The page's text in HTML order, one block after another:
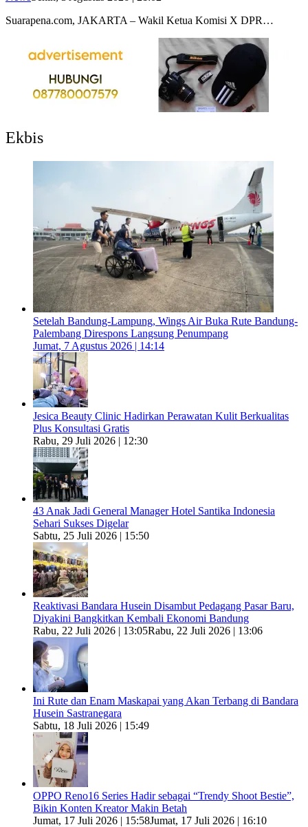
Suarapena.com, JAKARTA – Wakil Ketua Komisi X DPR…
Ekbis
Setelah Bandung-Lampung, Wings Air Buka Rute Bandung-
Palembang Direspons Langsung Penumpang
Jumat, 7 Agustus 2026 | 14:14
Jesica Beauty Clinic Hadirkan Perawatan Kulit Berkualitas
Plus Konsultasi Gratis
Rabu, 29 Juli 2026 | 12:30
43 Anak Jadi General Manager Hotel Santika Indonesia
Sehari Sukses Digelar
Sabtu, 25 Juli 2026 | 15:50
Reaktivasi Bandara Husein Disambut Pedagang Pasar Baru,
Diyakini Bangkitkan Kembali Ekonomi Bandung
Rabu, 22 Juli 2026 | 13:05Rabu, 22 Juli 2026 | 13:06
Ini Rute dan Enam Maskapai yang Akan Terbang di Bandara
Husein Sastranegara
Sabtu, 18 Juli 2026 | 15:49
OPPO Reno16 Series Hadir sebagai “Trendy Shoot Bestie”,
Bikin Konten Kreator Makin Betah
Jumat, 17 Juli 2026 | 15:58Jumat, 17 Juli 2026 | 16:10